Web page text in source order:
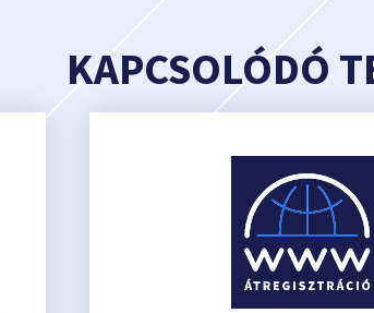
KAPCSOLÓDÓ